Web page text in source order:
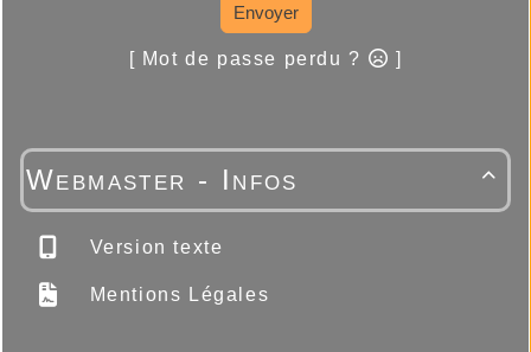
Envoyer
[ Mot de passe perdu ? ]

Webmaster - Infos
Version texte
Mentions Légales